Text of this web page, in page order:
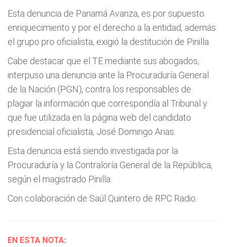
Esta denuncia de Panamá Avanza, es por supuesto
enriquecimiento y por el derecho a la entidad, además
el grupo pro oficialista, exigió la destitución de Pinilla.
Cabe destacar que el TE mediante sus abogados,
interpuso una denuncia ante la Procuraduría General
de la Nación (PGN), contra los responsables de
plagiar la información que correspondía al Tribunal y
que fue utilizada en la página web del candidato
presidencial oficialista, José Domingo Arias.
Esta denuncia está siendo investigada por la
Procuraduría y la Contraloría General de la República,
según el magistrado Pinilla.
Con colaboración de Saúl Quintero de RPC Radio.
EN ESTA NOTA: